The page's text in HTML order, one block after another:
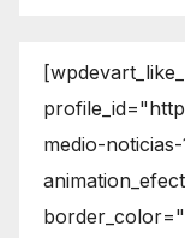
medio-